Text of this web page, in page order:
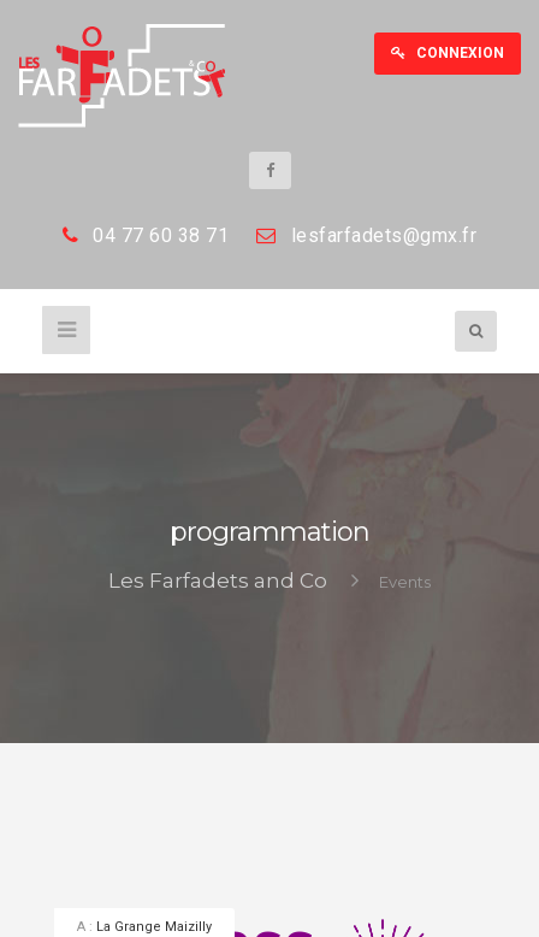
CONNEXION
04 77 60 38 71 lesfarfadets@gmx.fr
programmation
Les Farfadets and Co Events
A : La Grange Maizilly